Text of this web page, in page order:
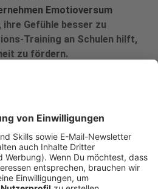
Emotioversum
ihre Gefühle besser zu
Training an Schulen hilft,
zu fördern.
gelernt, mit ihren Emotionen
ist das oft eine
Schule bleibt für das Thema